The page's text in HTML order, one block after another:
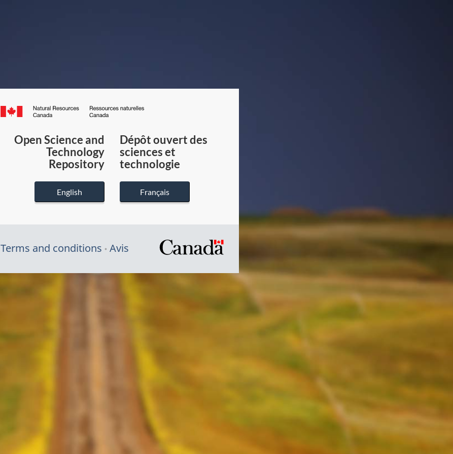
Canada.ca
du
Canada
Open Science and
Technology
Repository
English
Dépôt ouvert des
sciences et
technologie
Français
Terms and conditions Avis
/
Symbole
du
gouvernement
du